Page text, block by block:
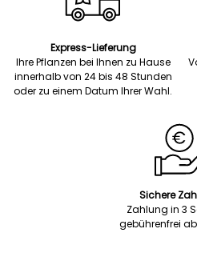
Express-Lieferung
Ihre Pflanzen bei Ihnen zu Hause
innerhalb von 24 bis 48 Stunden
oder zu einem Datum Ihrer Wahl.
Sichere
Zahlung in 3
gebührenfrei ab